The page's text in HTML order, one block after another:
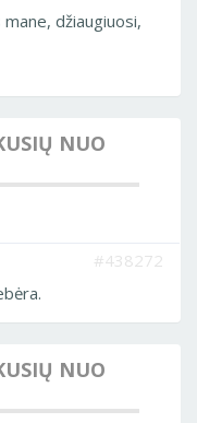
džiaugiuosi,
NUO
#438272
NUO